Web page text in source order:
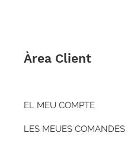
Àrea Client
EL MEU COMPTE
LES MEUES COMANDES